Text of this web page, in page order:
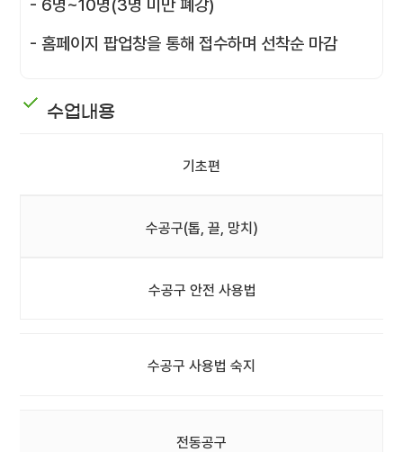
- 6명~10명(3명 미만 폐강)
- 홈페이지 팝업창을 통해 접수하며 선착순 마감
수업내용
기초편
수공구(톱, 끌, 망치)
수공구 안전 사용법
수공구 사용법 숙지
전동공구